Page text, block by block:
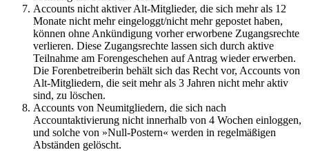
Accounts nicht aktiver Alt-Mitglieder, die sich mehr als 12
Monate nicht mehr eingeloggt/nicht mehr gepostet haben,
können ohne Ankündigung vorher erworbene Zugangsrechte
verlieren. Diese Zugangsrechte lassen sich durch aktive
Teilnahme am Forengeschehen auf Antrag wieder erwerben.
Die Forenbetreiberin behält sich das Recht vor, Accounts von
Alt-Mitgliedern, die seit mehr als 3 Jahren nicht mehr aktiv
sind, zu löschen.
Accounts von Neumitgliedern, die sich nach
Accountaktivierung nicht innerhalb von 4 Wochen einloggen,
und solche von »Null-Postern« werden in regelmäßigen
Abständen gelöscht.